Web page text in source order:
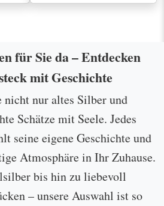
für Sie da – Entdecken
mit Geschichte
nicht nur altes Silber und
Schätze mit Seele. Jedes
seine eigene Geschichte und
Atmosphäre in Ihr Zuhause.
bis hin zu liebevoll
– unsere Auswahl ist so